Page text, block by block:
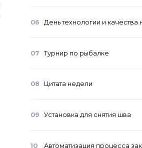
06 День технологии и качества
07 Турнир по рыбалке
08 Цитата недели
09 Установка для снятия шва
10 Автоматизация процесса